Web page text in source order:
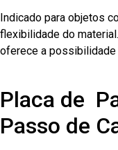
Indicado para objetos
flexibilidade do
oferece a possibilidade
Placa de
Passo de